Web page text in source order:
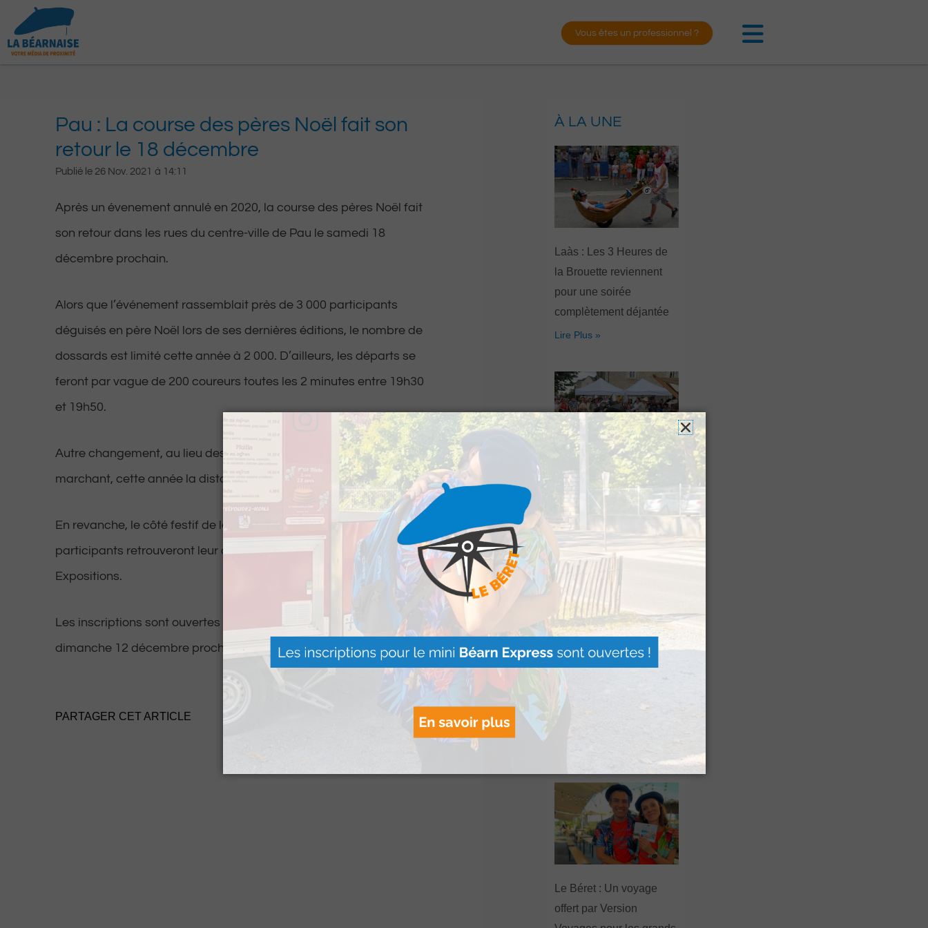
contenu
Vous êtes un professionnel ?
Pau : La course des pères Noël fait son
retour le 18 décembre
Publié le 26 Nov. 2021 à 14:11
Après un évenement annulé en 2020, la course des pères Noël fait
son retour dans les rues du centre-ville de Pau le samedi 18
décembre prochain.
Alors que l’événement rassemblait près de 3 000 participants
déguisés en père Noël lors de ses dernières éditions, le nombre de
dossards est limité cette année à 2 000. D’ailleurs, les départs se
feront par vague de 200 coureurs toutes les 2 minutes entre 19h30
et 19h50.
Autre changement, au lieu des 10 km à parcourir en courant ou en
marchant, cette année la distance est réduite à 6 km.
En revanche, le côté festif de la course est assuré et chacun des
participants retrouveront leur chrono à l’arrivée au Parc des
Expositions.
Les inscriptions sont ouvertes uniquement
jusqu’au
dimanche 12 décembre prochain.
PARTAGER CET ARTICLE
À LA UNE
Laàs : Les 3 Heures de
la Brouette reviennent
pour une soirée
complètement déjantée
Lire Plus »
Pau : La Fête du Roi fait
son grand retour pour
une troisième édition
Lire Plus »
Béarnaises font leur
Le Béret : Un voyage
offert par Version